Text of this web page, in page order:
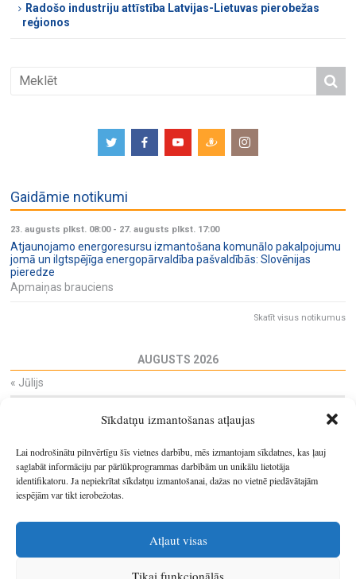
Sīkdatņu izmantošanas atļaujas
Lai nodrošinātu pilnvērtīgu šīs vietnes darbību, mēs izmantojam sīkdatnes, kas ļauj
saglabāt informāciju par pārlūkprogrammas darbībām un unikālu lietotāja
identifikatoru. Ja nepiekrītat sīkdatņu izmantošanai, dažas no vietnē piedāvātajām
iespējām var tikt ierobežotas.
Atļaut visas
Tikai funkcionālās
Radošo industriju attīstība Latvijas-Lietuvas pierobežas
reģionos
Gaidāmie notikumi
23. augusts plkst. 08:00- 27. augusts plkst. 17:00
Atjaunojamo energoresursu izmantošana komunālo pakalpojumu
jomā un ilgtspējīga energopārvaldība pašvaldībās: Slovēnijas
pieredze
Apmaiņas brauciens
Skatīt visus notikumus
AUGUSTS 2026
« Jūlijs
29 30 31 1
12 14 15
17
18 19 20 21 22
23
24
25 26
31
1 2 3 4 5 6